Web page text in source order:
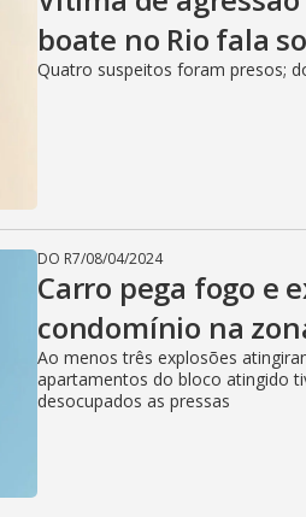
boate no Rio fala
Quatro suspeitos foram presos;
DO R7/08/04/2024
Carro pega fogo e
condomínio na
Ao menos três explosões
apartamentos do bloco atingido
desocupados as pressas